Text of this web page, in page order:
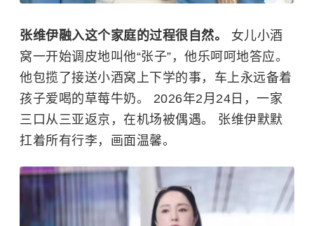
张维伊融入这个家庭的过程很自然。 女儿小酒
窝一开始调皮地叫他“张子”，他乐呵呵地答应。
他包揽了接送小酒窝上下学的事，车上永远备着
孩子爱喝的草莓牛奶。 2026年2月24日，一家
三口从三亚返京，在机场被偶遇。 张维伊默默
扛着所有行李，画面温馨。